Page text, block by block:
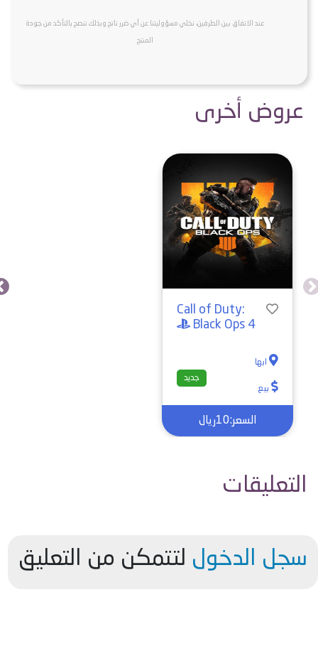
عند الاتفاق بين الطرفين، نخلي مسؤوليتنا عن أي ضرر ناتج وبذلك ننصح بالتأكد من جودة
المنتج
عروض أخرى
Call of Duty:
Black Ops 4
جديد
ابها
السعر:10ريال
التعليقات
سجل الدخول لتتمكن من التعليق